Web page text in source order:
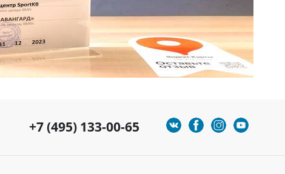
+7 (495) 133-00-65